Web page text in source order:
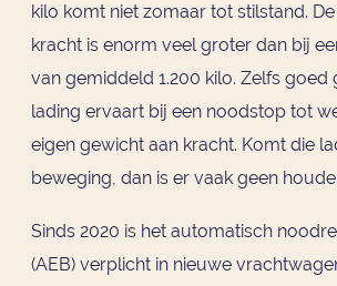
kilo komt niet zomaar tot stilstand.
kracht is enorm veel groter dan bij
van gemiddeld 1.200 kilo. Zelfs goed
lading ervaart bij een noodstop tot
eigen gewicht aan kracht. Komt die
beweging, dan is er vaak geen
Sinds 2020 is het automatisch
(AEB) verplicht in nieuwe